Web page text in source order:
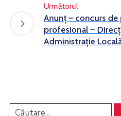
Următorul
Anunț – concurs
profesional –
Administrație